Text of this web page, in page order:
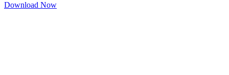
Download Now